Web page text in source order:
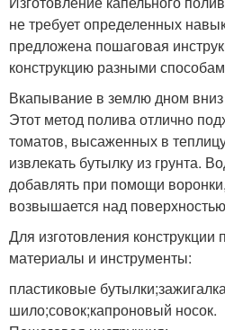
не требует определенных
предложена пошаговая
конструкцию разными
Вкапывание в землю дном вниз
Этот метод полива отлично
томатов, высаженных в
извлекать бутылку из грунта.
добавлять при помощи
возвышается над
Для изготовления
материалы и инструменты:
пластиковые
шило;совок;капроновый носок.